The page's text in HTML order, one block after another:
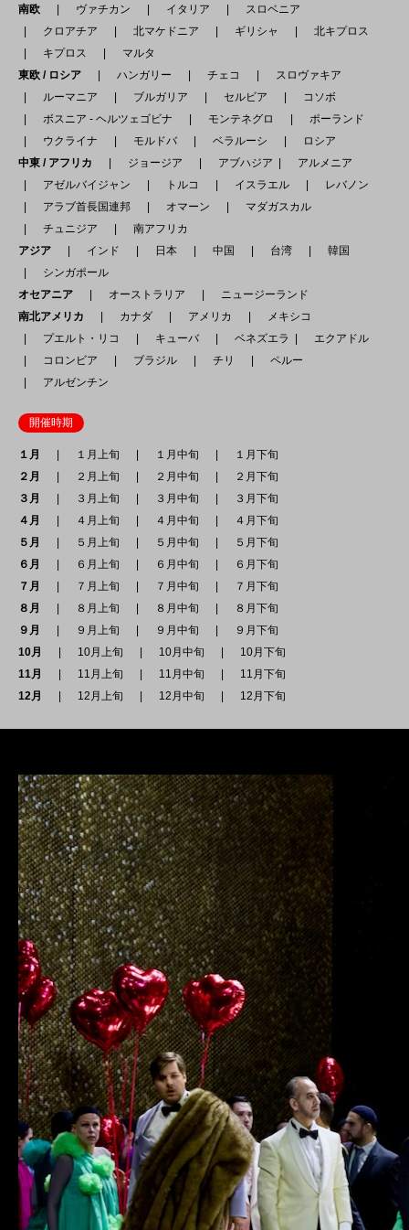
南欧
ヴァチカン イタリア
スロベニア
クロアチア
北マケドニア ギリシャ
北キプロス
キプロス
マルタ
東欧 / ロシア
ハンガリー チェコ
スロヴァキア
ルーマニア
ブルガリア セルビア
コソボ
ボスニア - ヘルツェゴビナ
モンテネグロ
ポーランド
ウクライナ
モルドバ ベラルーシ
ロシア
中東 / アフリカ
ジョージア アブハジア
アルメニア
アゼルバイジャン
トルコ イスラエル
レバノン
アラブ首長国連邦
オマーン
マダガスカル
チュニジア
南アフリカ
アジア
インド 日本 中国 台湾
韓国
シンガポール
オセアニア
オーストラリア
ニュージーランド
南北アメリカ
カナダ アメリカ
メキシコ
プエルト・リコ
キューバ ベネズエラ
エクアドル
コロンビア
ブラジル チリ
ペルー
アルゼンチン
開催時期
１月 １月上旬 １月中旬
１月下旬
２月
２月上旬 ２月中旬
２月下旬
３月
３月上旬 ３月中旬
３月下旬
４月
４月上旬 ４月中旬
４月下旬
５月
５月上旬 ５月中旬
５月下旬
６月
６月上旬 ６月中旬
６月下旬
７月
７月上旬 ７月中旬
７月下旬
８月
８月上旬 ８月中旬
８月下旬
９月
９月上旬 ９月中旬
９月下旬
10月
10月上旬 10月中旬
10月下旬
11月
11月上旬 11月中旬
11月下旬
12月
12月上旬 12月中旬 12月下旬